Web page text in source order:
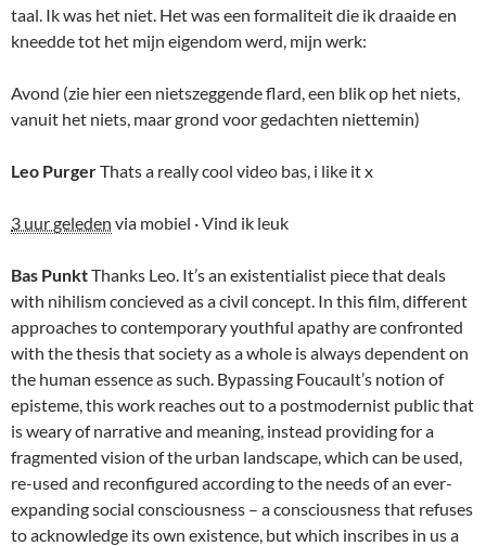
taal. Ik was het niet. Het was een formaliteit die ik draaide en
kneedde tot het mijn eigendom werd, mijn werk:
Avond (zie hier een nietszeggende flard, een blik op het niets,
vanuit het niets, maar grond voor gedachten niettemin)
Leo PurgerThats a really cool video bas, i like it x
3 uur geleden via mobiel · Vind ik leuk
Bas PunktThanks Leo. It’s an existentialist piece that deals
with nihilism concieved as a civil concept. In this film, different
approaches to contemporary youthful apathy are confronted
with the thesis that society as a whole is always dependent on
the human essence as such. Bypassing Foucault’s notion of
episteme, this work reaches out to a postmodernist public that
is weary of narrative and meaning, instead providing for a
fragmented vision of the urban landscape, which can be used,
re-used and reconfigured according to the needs of an ever-
expanding social consciousness – a consciousness that refuses
to acknowledge its own existence, but which inscribes in us a